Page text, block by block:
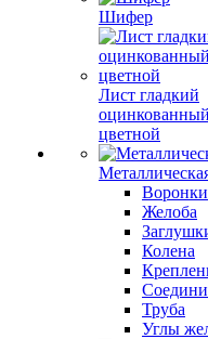
Шифер
Лист гладкий
цветной
Воронки
Желоба
Колена
Труба
Углы